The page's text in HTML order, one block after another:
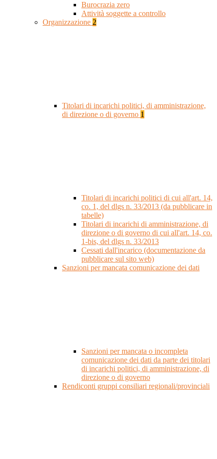
Burocrazia zero
Attività soggette a controllo
Organizzazione 2
Titolari di incarichi politici, di amministrazione,
di direzione o di governo 1
Titolari di incarichi politici di cui all'art. 14,
co. 1, del dlgs n. 33/2013 (da pubblicare in
tabelle)
Titolari di incarichi di amministrazione, di
direzione o di governo di cui all'art. 14, co.
1-bis, del dlgs n. 33/2013
Cessati dall'incarico (documentazione da
pubblicare sul sito web)
Sanzioni per mancata comunicazione dei dati
Sanzioni per mancata o incompleta
comunicazione dei dati da parte dei titolari
di incarichi politici, di amministrazione, di
direzione o di governo
Rendiconti gruppi consiliari regionali/provinciali